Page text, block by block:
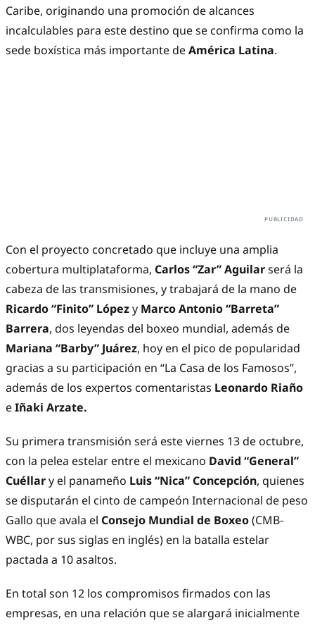
Caribe, originando una promoción de alcances
incalculables para este destino que se confirma como la
sede boxística más importante deAmérica Latina.
Con el proyecto concretado que incluye una amplia
cobertura multiplataforma, Carlos “Zar” Aguilarserá la
cabeza de las transmisiones, y trabajará de la mano de
Ricardo “Finito” Lópezy Marco Antonio “Barreta”
Barrera, dos leyendas del boxeo mundial, además de
Mariana “Barby” Juárez, hoy en el pico de popularidad
gracias a su participación en “La Casa de los Famosos”,
además de los expertos comentaristas Leonardo Riaño
eIñaki Arzate.
Su primera transmisión será este viernes 13 de octubre,
con la pelea estelar entre el mexicano David “General”
Cuéllary el panameño Luis “Nica” Concepción, quienes
se disputarán el cinto de campeón Internacional de peso
Gallo que avala el Consejo Mundial de Boxeo(CMB-
WBC, por sus siglas en inglés) en la batalla estelar
pactada a 10 asaltos.
En total son 12 los compromisos firmados con las
empresas, en una relación que se alargará inicialmente